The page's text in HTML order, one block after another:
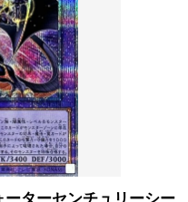
ーターセンチュリーシー